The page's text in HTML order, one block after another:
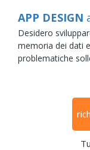
APP DESIGN
Desidero
memoria dei dati
problematiche